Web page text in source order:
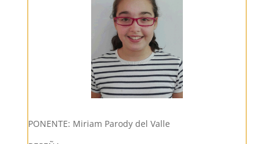
PONENTE: Miriam Parody del Valle